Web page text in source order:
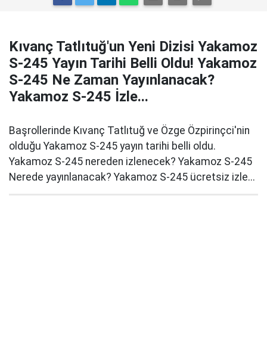
Kıvanç Tatlıtuğ'un Yeni Dizisi Yakamoz
S-245 Yayın Tarihi Belli Oldu! Yakamoz
S-245 Ne Zaman Yayınlanacak?
Yakamoz S-245 İzle...
Başrollerinde Kıvanç Tatlıtuğ ve Özge Özpirinçci'nin
olduğu Yakamoz S-245 yayın tarihi belli oldu.
Yakamoz S-245 nereden izlenecek? Yakamoz S-245
Nerede yayınlanacak? Yakamoz S-245 ücretsiz izle...